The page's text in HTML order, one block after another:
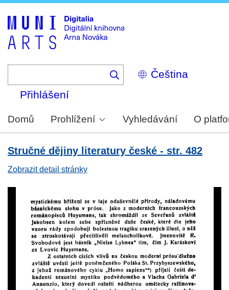
Select
your
Přihlášení
Domů Prohlížení Vyhledávání O
Stručné dějiny literatury české - str. 482
Zobrazit detail stránky